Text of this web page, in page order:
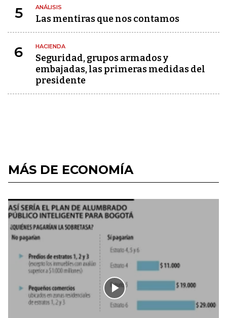
5 ANÁLISIS
Las mentiras que nos contamos
6 HACIENDA
Seguridad, grupos armados y
embajadas, las primeras medidas del
presidente
MÁS DE ECONOMÍA